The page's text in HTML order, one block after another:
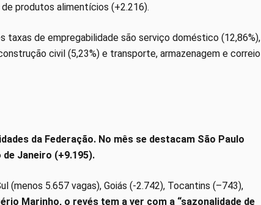
produtos alimentícios (+2.216).
taxas de empregabilidade são serviço doméstico (12,86%),
civil (5,23%) e transporte, armazenagem e correio
da Federação. No mês se destacam São Paulo
Janeiro (+9.195).
(menos 5.657 vagas), Goiás (-2.742), Tocantins (–743),
Marinho, o revés tem a ver com a “sazonalidade de